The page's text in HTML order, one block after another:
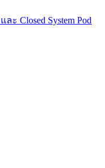
Closed System Pod